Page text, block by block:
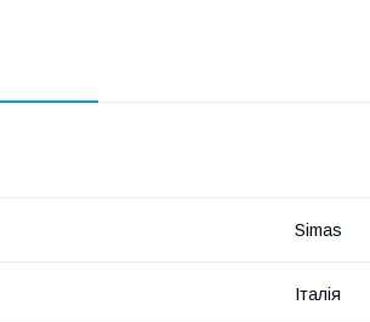
Simas
Італія